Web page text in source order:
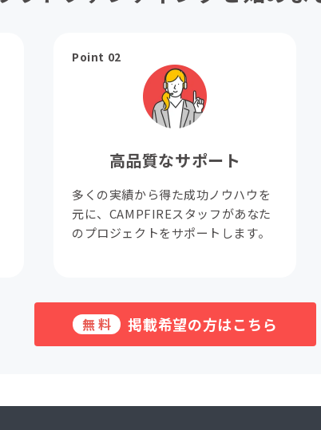
Point 02
高品質なサポート
多くの実績から得た成功ノウハウを
元に、CAMPFIREスタッフがあなた
のプロジェクトをサポートします。
無料 掲載希望の方はこちら